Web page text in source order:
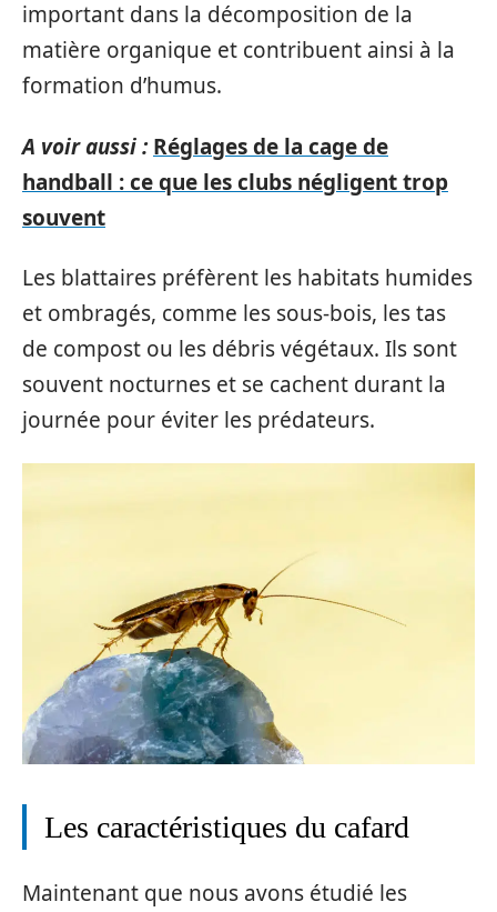
important dans la décomposition de la
matière organique et contribuent ainsi à la
formation d’humus.
A voir aussi : Réglages de la cage de
handball : ce que les clubs négligent trop
souvent
Les blattaires préfèrent les habitats humides
et ombragés, comme les sous-bois, les tas
de compost ou les débris végétaux. Ils sont
souvent nocturnes et se cachent durant la
journée pour éviter les prédateurs.
Les caractéristiques du cafard
Maintenant que nous avons étudié les